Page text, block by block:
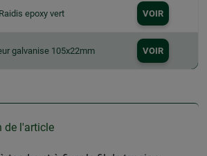
Raidis epoxy vert VOIR
galvanise 105x22mm VOIR
de l'article